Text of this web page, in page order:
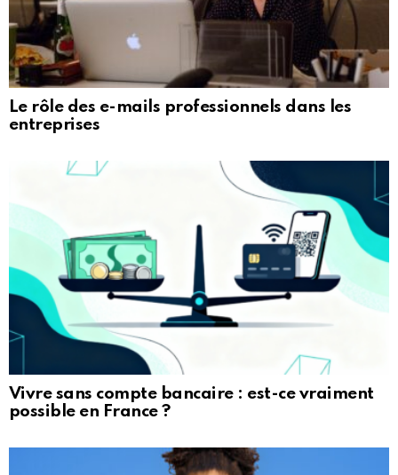
Le rôle des e-mails professionnels dans les
entreprises
Vivre sans compte bancaire : est-ce vraiment
possible en France ?